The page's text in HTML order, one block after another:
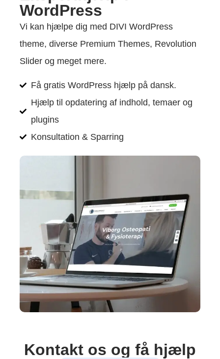
WordPress
Vi kan hjælpe dig med DIVI WordPress
theme, diverse Premium Themes, Revolution
Slider og meget mere.
Få gratis WordPress hjælp på dansk.
Hjælp til opdatering af indhold, temaer og
plugins
Konsultation & Sparring
Kontakt os og få hjælp